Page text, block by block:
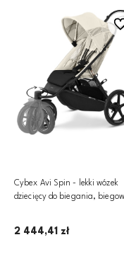
Cybex Avi Spin - lekki wózek
dziecięcy do biegania,
2 444,41 zł